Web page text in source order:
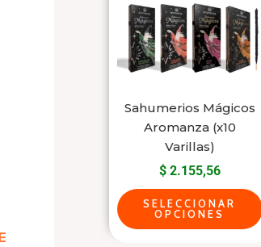
Sahumerios Mágicos
Aromanza (x10
Varillas)
$2.155,56
SELECCIONAR
OPCIONES
varias
variantes.
Las
se
pueden
elegir
en
la
página